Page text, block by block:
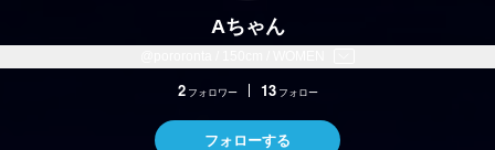
Aちゃん
2 フォロワー 13 フォロー
フォローする